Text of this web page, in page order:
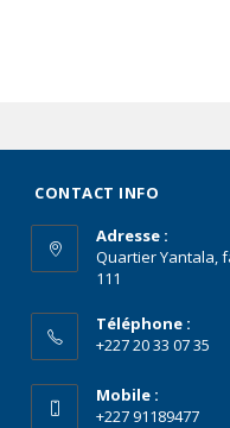
CONTACT INFO
Adresse :
Quartier Yantala,
111
Téléphone :
+227 20 33 07 35
Mobile :
+227 91189477